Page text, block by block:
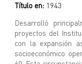
Título en: 1943
Desarrolló
proyectos del
con la expansión
socioeconómico